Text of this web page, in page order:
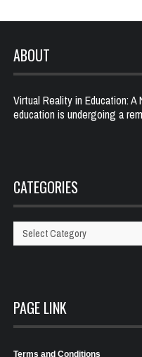
ABOUT
Virtual Reality in Education:
education is undergoing a
CATEGORIES
Categories
PAGE LINK
Terms and Conditions